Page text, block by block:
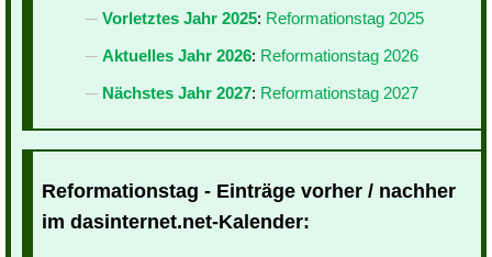
Vorletztes Jahr 2025: Reformationstag 2025
Aktuelles Jahr 2026: Reformationstag 2026
Nächstes Jahr 2027: Reformationstag 2027
Reformationstag - Einträge vorher / nachher
im dasinternet.net-Kalender: